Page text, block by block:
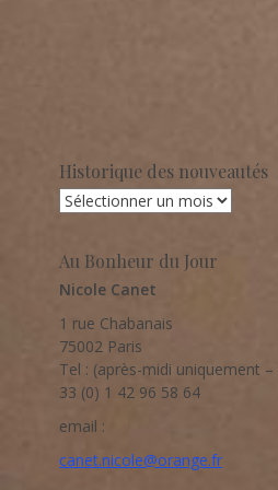
Historique des nouveautés
Au Bonheur du Jour
Nicole Canet
1 rue Chabanais
75002 Paris
Tel : (après-midi uniquement –
33 (0) 1 42 96 58 64
email :
canet.nicole@orange.fr